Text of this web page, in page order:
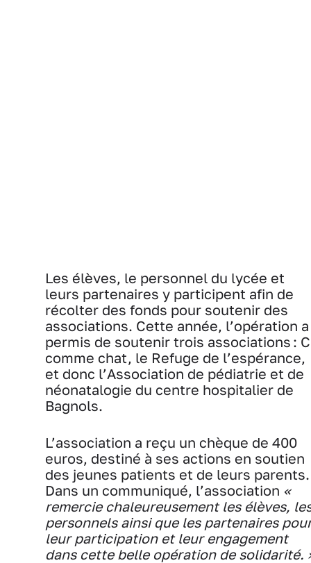
Les élèves, le personnel du lycée et
leurs partenaires y participent afin de
récolter des fonds pour soutenir des
associations. Cette année, l’opération a
permis de soutenir trois associations : C
comme chat, le Refuge de l’espérance,
et donc l’Association de pédiatrie et de
néonatalogie du centre hospitalier de
Bagnols.
L’association a reçu un chèque de 400
euros, destiné à ses actions en soutien
des jeunes patients et de leurs parents.
Dans un communiqué, l’association «
remercie chaleureusement les élèves,
personnels ainsi que les partenaires
leur participation et leur engagement
dans cette belle opération de solidarité.